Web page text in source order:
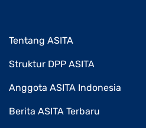
Tentang ASITA
Struktur DPP ASITA
Anggota ASITA Indonesia
Berita ASITA Terbaru